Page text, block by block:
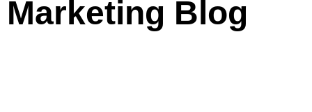
Marketing Blog